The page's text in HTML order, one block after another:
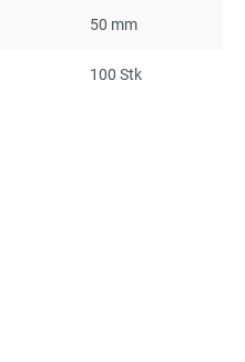
50 mm
100 Stk